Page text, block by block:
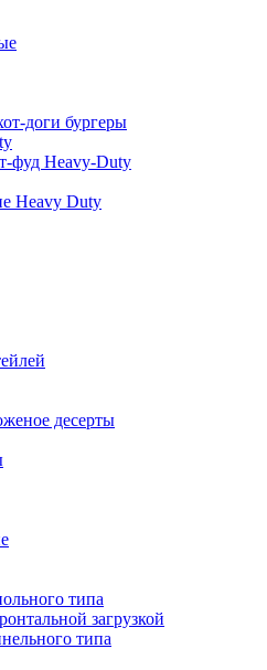
доги бургеры
фуд Heavy-Duty
Heavy Duty
десерты
типа
загрузкой
типа